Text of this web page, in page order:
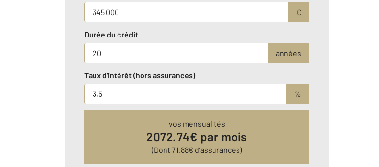
€
Durée du crédit
années
Taux d'intérêt (hors assurances)
%
vos mensualités
2072.74€ par mois
(Dont 71.88€ d’assurances)